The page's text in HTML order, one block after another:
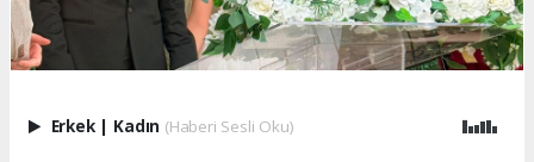
Erkek | Kadın (Haberi Sesli Oku)